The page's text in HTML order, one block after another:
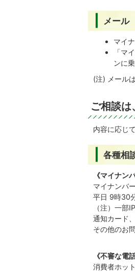
メール
マイ
「マ
ンに
(注) メール
ご相談
内容に応じ
各種相
《マイナン
マイナンバ
平日 9時30
（注）一部
通知カード
その他のお
《不審な電
消費者ホッ